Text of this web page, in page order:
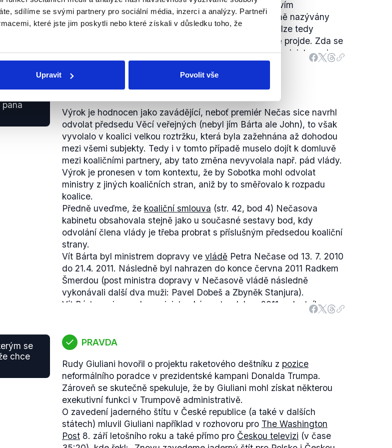
sdílíme se svými partnery pro sociální média, inzerci a analýzy. Partneři
které jste jim poskytli nebo které získali v důsledku toho, že
Upravit Povolit vše
projednávání sněmovna k tomuto návrhu prostřednictvím
pozměňovacích návrhů přidala kroky, které jsou obecně nazývány
jako lex Babiš. Návrh již sněmovna jednou schválila a lze tedy
oprávněně předpokládat, že v určité podobě opětovně projde. Zda se
tak stane ještě do konce měsíce, kdy Dienstbier bude ministrem, je
otázkou. Listopadová schůze sněmovny
byla ukončena
a prosincová
stále není naplánována.
Mezi vládou schválené patří mimo jiné změna zásad
neziskových organizací, úprava rozsahu kontrolní působnosti
novela zákona o registrovaném partnerství, změna zákona o
sdružovánív politických stranách a hnutích, zákon o veřejném
ochránci práv či vládní návrh o celostátnímreferendu.
Ministrem Dienstbierem navržené zákony však dosud neprošly
Parlamentem ČR a nebyly tedy schváleny. Vládní návrh o celostátním
referenduje v prvním čtení, zákon o veřejnémochráncipráv je po
druhém čtení, novela zákona oNKÚbyla předložena 31. 10. a zatím
nebyla projednána a novela zákona o registrovanémpartnerstvíje
zatím také neprojednána.
ZAVÁDĚJÍCÍ
Výrok je hodnocen jako zavádějící, neboť premiér Nečas sice navrhl
odvolat předsedu Věcí veřejných (nebyl jím Bárta ale John), to však
vyvolalo v koalici velkou roztržku, která byla zažehnána až dohodou
mezi všemi subjekty. Tedy i v tomto případě muselo dojít k domluvě
mezi koaličními partnery, aby tato změna nevyvolala např. pád vlády.
Výrok je pronesen v tom kontextu, že by Sobotka mohl odvolat
ministry z jiných koaličních stran, aniž by to směřovalo k rozpadu
koalice.
Předně uveďme, že koaliční smlouva (str. 42, bod 4) Nečasova
kabinetu obsahovala stejně jako u současné sestavy bod, kdy
odvolání člena vlády je třeba probrat s příslušným předsedou koaliční
strany.
Vít Bárta byl ministrem dopravy ve vládě Petra Nečase od 13. 7. 2010
do 21.4. 2011. Následně byl nahrazen do konce června 2011 Radkem
Šmerdou (post ministra dopravy v Nečasově vládě následně
vykonávali další dva muži: Pavel Dobeš a Zbyněk Stanjura).
Vít Bárta
rezignoval na ministerský post v dubnu 2011 z vlastního
rozhodnutí, nejednalo se tudíž o iniciativu premiéra Nečase, ačkoliv
nátlak ve věci odvolání Bárty
vyvolávala taková hlasování opakovaně - celkem 5krát).
Poté, co premiér Nečas Bártovurezignaci přijala předal ji prezidentu
Klausovi, oznámil, že chystá ve vládě další personální změny, k nimž
následnědošlo.
Jiná byla situace v případě ministra vnitra a předsedy koaliční strany
Věci veřejné (VV) Radka Johna. Premiér Nečas trvalna odchodu
Johna z ministerské funkce (bez předchozí dohody s VV) vzhledem
ke kauze údajného napojení VV na bezpečnostní agenturu ABL a
se
chce
PRAVDA
Rudy Giuliani hovořil o projektu raketového deštníku z pozice
neformálního poradce v prezidentské kampani Donalda Trumpa.
Zároveň se skutečně spekuluje, že by Giuliani mohl získat některou
exekutivní funkci v Trumpově administrativě.
O zavedení jaderného štítu v České republice (a také v dalších
státech) mluvil Giuliani například v rozhovoru pro The Washington
Post 8. září letošního roku a také přímo pro Českou televizi (v čase